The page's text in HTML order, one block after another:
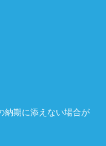
納期に添えない場合が